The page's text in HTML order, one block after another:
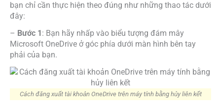
bạn chỉ cần thực hiện theo đúng như những thao tác dưới
đây:
– Bước 1 : Bạn hãy nhấp vào biểu tượng đám mây
Microsoft OneDrive ở góc phía dưới màn hình bên tay
phải của bạn.
Cách đăng xuất tài khoản OneDrive trên máy tính bằng hủy liên kết